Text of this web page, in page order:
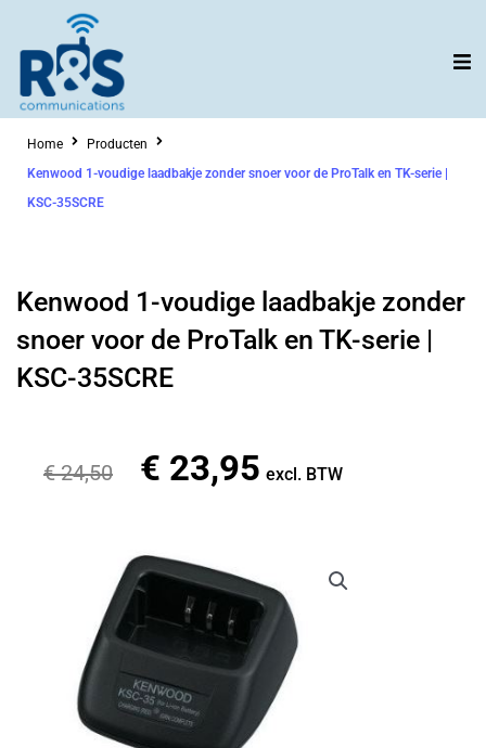
inhoud
Home
Producten
Kenwood 1-voudige laadbakje zonder snoer voor de ProTalk en TK-serie |
KSC-35SCRE
Kenwood 1-voudige laadbakje zonder
snoer voor de ProTalk en TK-serie |
KSC-35SCRE
€24,50
Oorspronkelijke
€ 24,50.
€ 23,95 Huidige
excl. BTW